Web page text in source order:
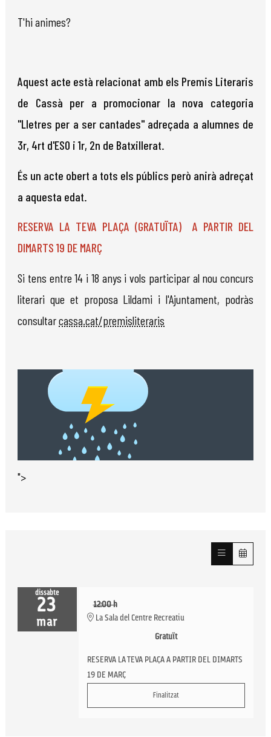
T'hi animes?
Aquest acte està relacionat amb els Premis Literaris
de Cassà per a promocionar la nova categoria
"Lletres per a ser cantades" adreçada a alumnes de
3r, 4rt d'ESO i 1r, 2n de Batxillerat.
És un acte obert a tots els públics però anirà adreçat
a aquesta edat.
RESERVA LA TEVA PLAÇA (GRATUÏTA) A PARTIR DEL
DIMARTS 19 DE MARÇ
Si tens entre 14 i 18 anys i vols participar al nou concurs
literari que et proposa Lildami i l'Ajuntament, podràs
consultarcassa.cat/premisliteraris
">
dissabte
23
mar
12:00 h
La Sala del Centre Recreatiu
Gratuït
RESERVA LA TEVA PLAÇA A PARTIR DEL DIMARTS
19 DE MARÇ
Finalitzat